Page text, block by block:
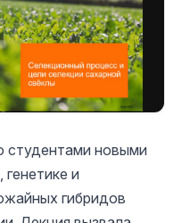
студентами новыми
и
гибридов